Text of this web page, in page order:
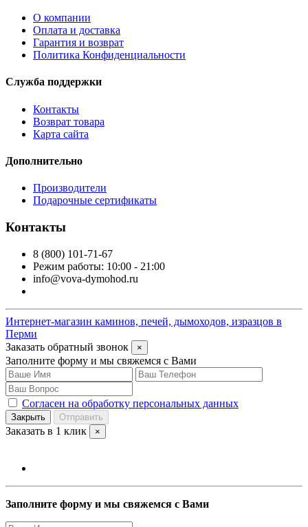
О компании
Оплата и доставка
Гарантия и возврат
Политика Конфиденциальности
Служба поддержки
Контакты
Возврат товара
Карта сайта
Дополнительно
Производители
Подарочные сертификаты
Контакты
8 (800) 101-71-67
Режим работы: 10:00 - 21:00
info@vova-dymohod.ru
Интернет-магазин каминов, печей, дымоходов, изразцов в
Перми
Заказать обратный звонок
×
Заполните форму и мы свяжемся с Вами
Согласен на обработку персональных данных
Закрыть Отправить
Заказать в 1 клик ×
Заполните форму и мы свяжемся с Вами